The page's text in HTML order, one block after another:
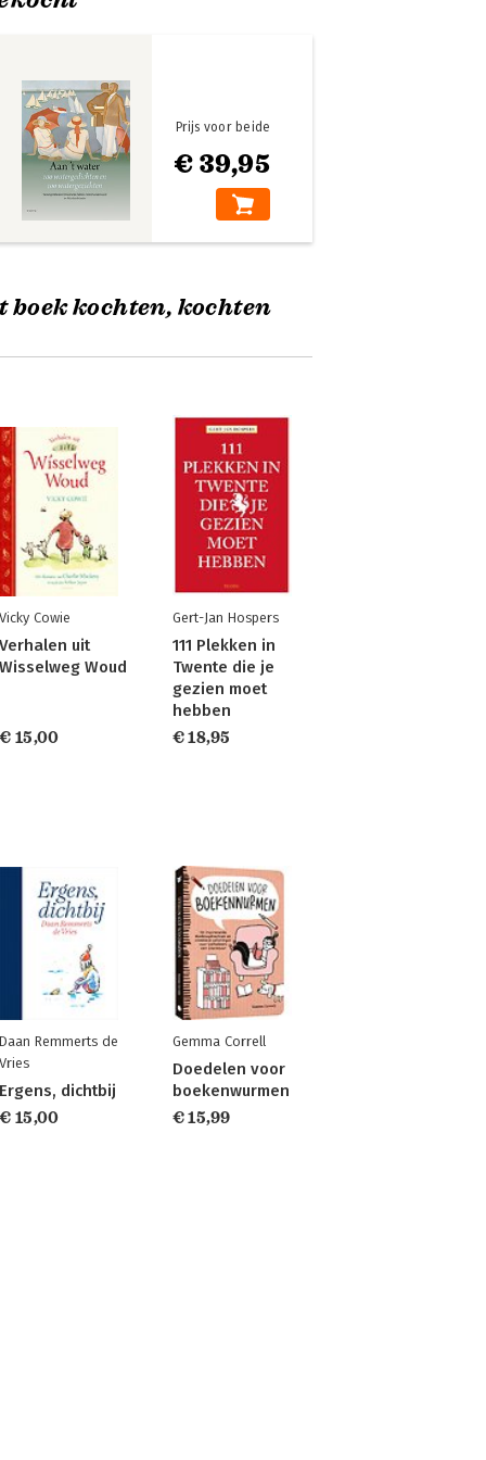
€ 39,95
Prijs voor beide
boek kochten, kochten
Vicky Cowie
Verhalen uit
Wisselweg Woud
€ 15,00
Gert-Jan Hospers
111 Plekken in
Twente die je
gezien moet
hebben
€ 18,95
Daan Remmerts de
Vries
Ergens, dichtbij
€ 15,00
Gemma Correll
Doedelen voor
boekenwurmen
€ 15,99